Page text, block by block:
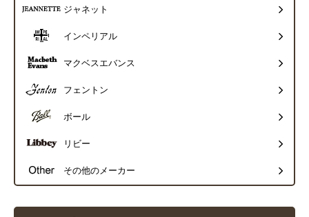
ジャネット
インペリアル
マクベスエバンス
フェントン
ボール
リビー
その他のメーカー